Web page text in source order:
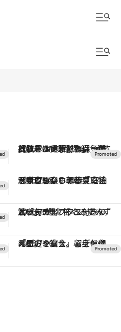
2026.7.31
【ホテル帰省】という選択肢をOMOが提案。家族とほどよい距離を保つには「昼は実家、夜は気兼ねなくホテルで！」
2026.7.18
《東京駅から30歩》宿泊せずとも楽しめる東京ステーションホテル「ロビーラウンジ」の朝食で特別なおいしい朝に
2026.7.14
オリジナルパフェ付きの「ピーチアフタヌーンティー」3選。甘くみずみずしい旬の“桃”をとことん満喫！
2026.7.10
「星のや富士」でデジタルデトックス。冨士信仰の歴史を辿り、心身を調える。